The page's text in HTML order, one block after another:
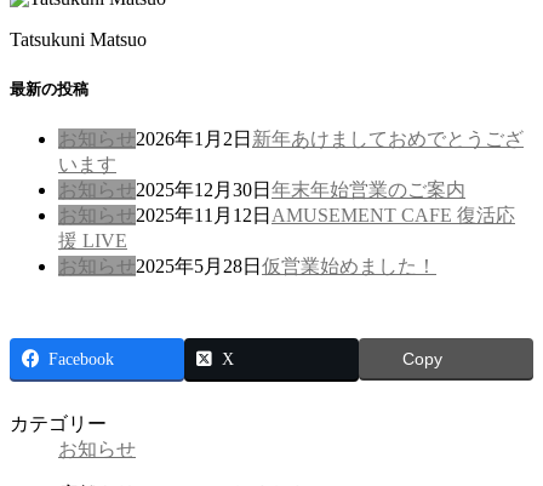
Tatsukuni Matsuo
最新の投稿
お知らせ2026年1月2日 新年あけましておめでとうござ
います
お知らせ2025年12月30日 年末年始営業のご案内
お知らせ2025年11月12日 AMUSEMENT CAFE 復活応
援 LIVE
お知らせ2025年5月28日 仮営業始めました！
Facebook X Copy
カテゴリー
お知らせ